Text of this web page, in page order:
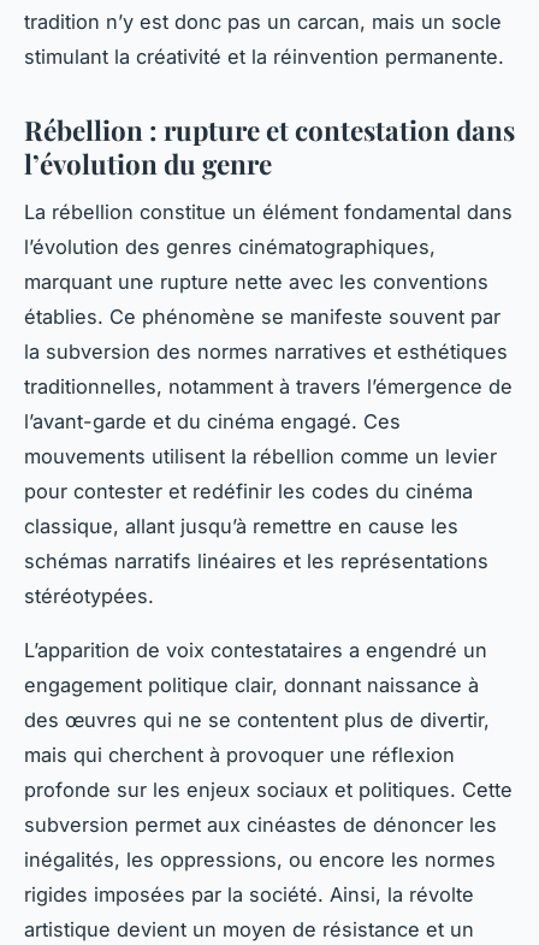
tradition n’y est donc pas un carcan, mais un socle
stimulant la créativité et la réinvention permanente.
Rébellion : rupture et contestation dans
l’évolution du genre
La rébellion constitue un élément fondamental dans
l’évolution des genres cinématographiques,
marquant une rupture nette avec les conventions
établies. Ce phénomène se manifeste souvent par
la subversion des normes narratives et esthétiques
traditionnelles, notamment à travers l’émergence de
l’avant-garde et du cinéma engagé. Ces
mouvements utilisent la rébellion comme un levier
pour contester et redéfinir les codes du cinéma
classique, allant jusqu’à remettre en cause les
schémas narratifs linéaires et les représentations
stéréotypées.
L’apparition de voix contestataires a engendré un
engagement politique clair, donnant naissance à
des œuvres qui ne se contentent plus de divertir,
mais qui cherchent à provoquer une réflexion
profonde sur les enjeux sociaux et politiques. Cette
subversion permet aux cinéastes de dénoncer les
inégalités, les oppressions, ou encore les normes
rigides imposées par la société. Ainsi, la révolte
artistique devient un moyen de résistance et un